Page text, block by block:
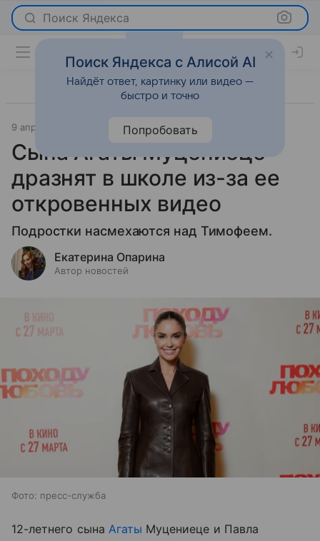
Поиск Яндекса
9 апреля 2025 Светская жизнь
Сына Агаты Муцениеце
дразнят в школе из-за ее
откровенных видео
Подростки насмехаются над Тимофеем.
Екатерина Опарина
Автор новостей
Фото: пресс-служба
12-летнего сына Агаты Муцениеце и Павла
Поиск Яндекса с Алисой AI
Найдёт ответ, картинку или видео —
быстро и точно
Попробовать